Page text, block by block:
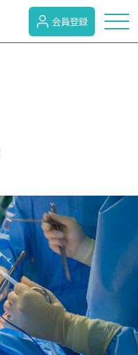
会員登録